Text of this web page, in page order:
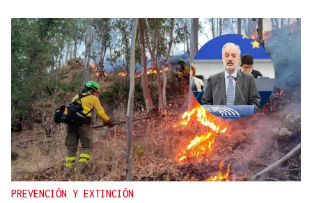
Itxu Díaz
CRÓNICAS DE VERANO
El doble bikini como filosofía de vida
PREVENCIÓN Y EXTINCIÓN